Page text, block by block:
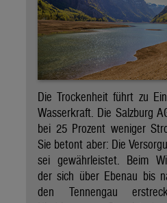
Die Trockenheit führt zu
Wasserkraft. Die Salzburg
bei 25 Prozent weniger
Sie betont aber: Die
sei gewährleistet. Beim
der sich über Ebenau bis
den Tennengau